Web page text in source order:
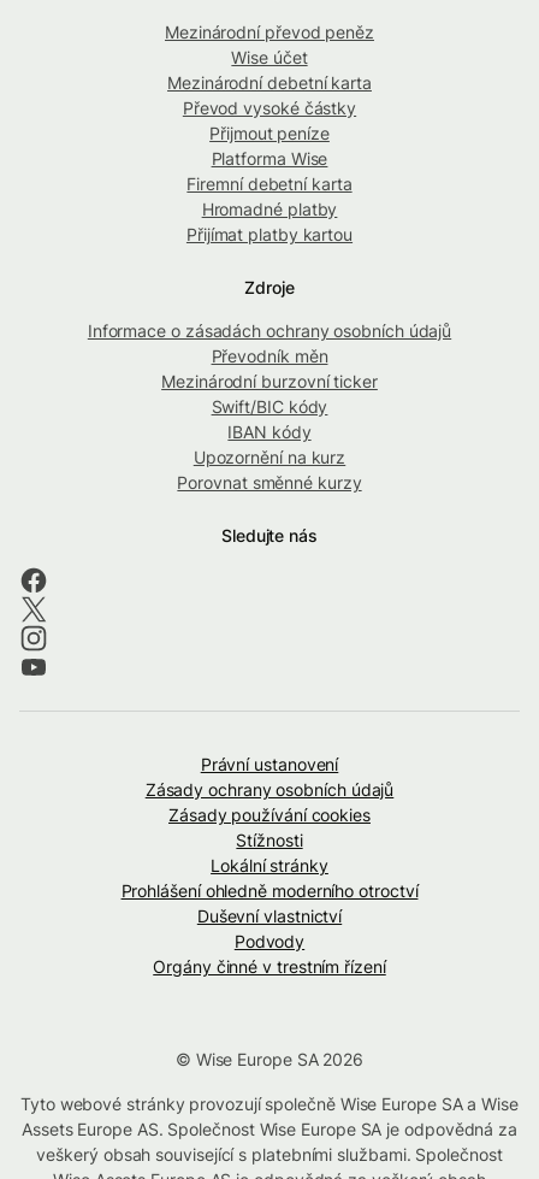
Mezinárodní převod peněz
Wise účet
Mezinárodní debetní karta
Převod vysoké částky
Přijmout peníze
Platforma Wise
Firemní debetní karta
Hromadné platby
Přijímat platby kartou
Zdroje
Informace o zásadách ochrany osobních údajů
Převodník měn
Mezinárodní burzovní ticker
Swift/BIC kódy
IBAN kódy
Upozornění na kurz
Porovnat směnné kurzy
Sledujte nás
Právní ustanovení
Zásady ochrany osobních údajů
Zásady používání cookies
Stížnosti
Lokální stránky
Prohlášení ohledně moderního otroctví
Duševní vlastnictví
Podvody
Orgány činné v trestním řízení
© Wise Europe SA 2026
Tyto webové stránky provozují společně Wise Europe SA a Wise
Assets Europe AS. Společnost Wise Europe SA je odpovědná za
veškerý obsah související s platebními službami. Společnost